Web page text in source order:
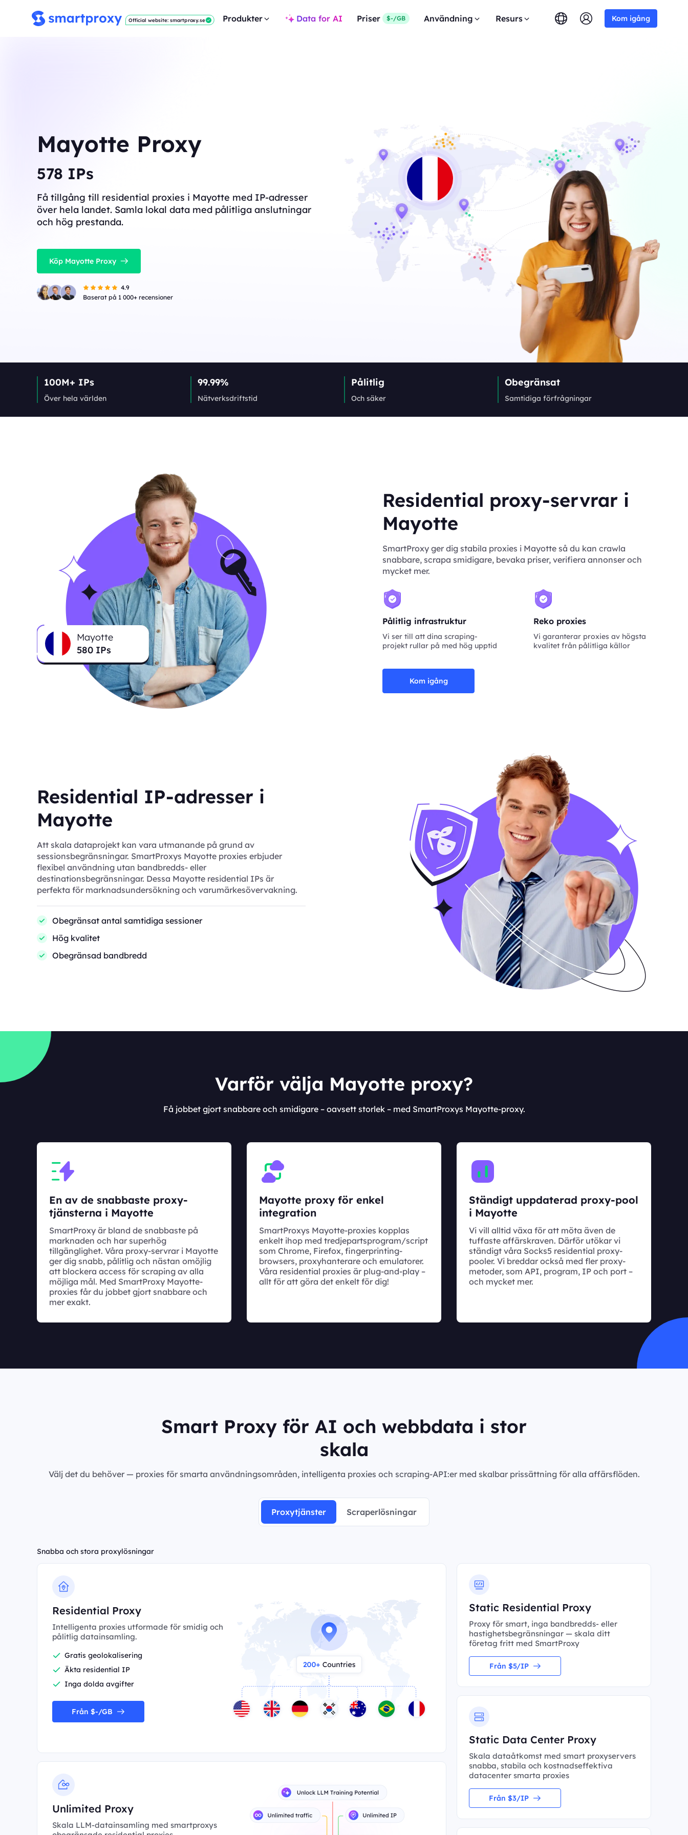
Official website: smartproxy.se Produkter Data for AI Priser $-/GB Användning Resurs Kom igång
Mayotte Proxy
581 IPs
Få tillgång till residential proxies i Mayotte med IP-adresser
över hela landet. Samla lokal data med pålitliga anslutningar
och hög prestanda.
Köp Mayotte Proxy
4.9
Baserat på 1 000+ recensioner
100M+ IPs
Över hela världen
99.99%
Nätverks­driftstid
Pålitlig
Och säker
Obegränsat
Samtidiga förfrågningar
Mayotte
581IPs
Residential proxy-servrar i
Mayotte
SmartProxy ger dig stabila proxies i Mayotte så du kan crawla
snabbare, scrapa smidigare, bevaka priser, verifiera annonser och
mycket mer.
Pålitlig infrastruktur
Vi ser till att dina scraping-
projekt rullar på med hög upptid
Reko proxies
Vi garanterar proxies av högsta
kvalitet från pålitliga källor
Kom igång
Residential IP-adresser i
Mayotte
Att skala dataprojekt kan vara utmanande på grund av
sessionsbegränsningar. SmartProxys Mayotte proxies erbjuder
flexibel användning utan bandbredds- eller
destinationsbegränsningar. Dessa Mayotte residential IPs är
perfekta för marknadsundersökning och varumärkesövervakning.
Obegränsat antal samtidiga sessioner
Hög kvalitet
Obegränsad bandbredd
Varför välja Mayotte proxy?
Få jobbet gjort snabbare och smidigare – oavsett storlek – med SmartProxys Mayotte-proxy.
En av de snabbaste proxy-
tjänsterna i Mayotte
SmartProxy är bland de snabbaste på
marknaden och har superhög
tillgänglighet. Våra proxy-servrar i Mayotte
ger dig snabb, pålitlig och nästan omöjlig
att blockera access för scraping av alla
möjliga mål. Med SmartProxy Mayotte-
proxies får du jobbet gjort snabbare och
mer exakt.
Mayotte proxy för enkel
integration
SmartProxys Mayotte-proxies kopplas
enkelt ihop med tredjepartsprogram/script
som Chrome, Firefox, fingerprinting-
browsers, proxyhanterare och emulatorer.
Våra residential proxies är plug-and-play –
allt för att göra det enkelt för dig!
Ständigt uppdaterad proxy-pool
i Mayotte
Vi vill alltid växa för att möta även de
tuffaste affärskraven. Därför utökar vi
ständigt våra Socks5 residential proxy-
pooler. Vi breddar också med fler proxy-
metoder, som API, program, IP och port –
och mycket mer.
Smart Proxy för AI och webbdata i stor
skala
Välj det du behöver — proxies för smarta användningsområden, intelligenta proxies och scraping-API:er med skalbar prissättning för alla affärsflöden.
Proxytjänster Scraperlösningar
Snabba och stora proxylösningar
Residential Proxy
Intelligenta proxies utformade för smidig och
pålitlig datainsamling.
Gratis geolokalisering
Äkta residential IP
Inga dolda avgifter
Från $-/GB
Unlimited Proxy
Skala LLM-datainsamling med smartproxys
Static Residential Proxy
Proxy för smart, inga bandbredds- eller
hastighetsbegränsningar — skala ditt
företag fritt med SmartProxy
Från $5/IP
Static Data Center Proxy
Skala dataåtkomst med smart proxyservers
snabba, stabila och kostnadseffektiva
datacenter smarta proxies
Från $3/IP